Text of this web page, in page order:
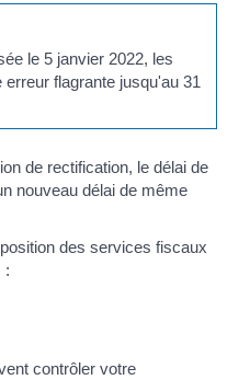
le 5 janvier 2022, les
flagrante jusqu'au 31
de rectification, le délai de
nouveau délai de même
des services fiscaux
:
contrôler votre